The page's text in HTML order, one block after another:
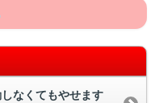
なくてもやせます